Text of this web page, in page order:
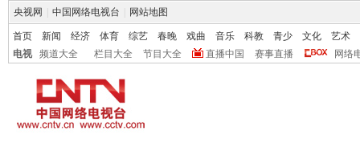
央视网 中国网络电视台 网站地图
首页 新闻 经济 体育 综艺 春晚 戏曲 音乐 科教 青少 文化
艺术
电视
频道大全 栏目大全 节目大全 直播中国 赛事直播 网络